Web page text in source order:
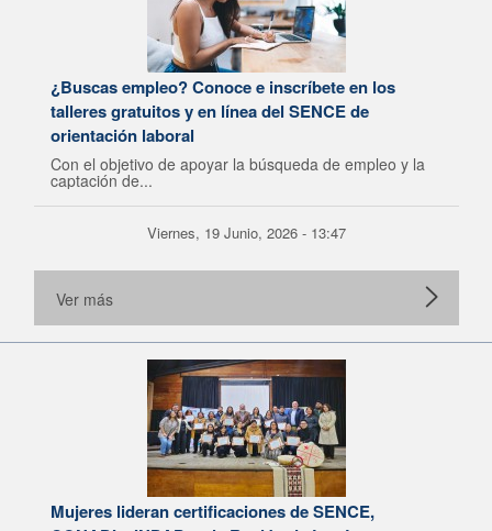
¿Buscas empleo? Conoce e inscríbete en los
talleres gratuitos y en línea del SENCE de
orientación laboral
Con el objetivo de apoyar la búsqueda de empleo y la
captación de...
Viernes, 19 Junio, 2026 - 13:47
Ver más
Mujeres lideran certificaciones de SENCE,